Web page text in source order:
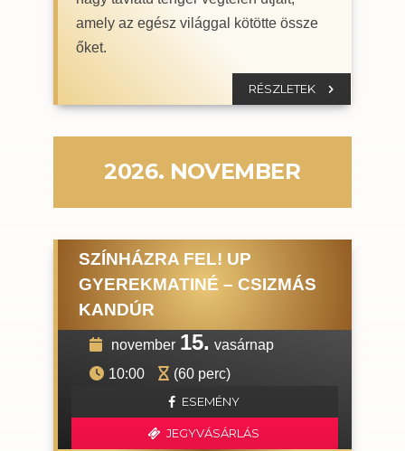
amely az egész világgal kötötte össze
őket.
RÉSZLETEK
2026. NOVEMBER
SZÍNHÁZRA FEL! UP
GYEREKMATINÉ – CSIZMÁS
KANDÚR
november 15. vasárnap
10:00
(60 perc)
ESEMÉNY
JEGYVÁSÁRLÁS